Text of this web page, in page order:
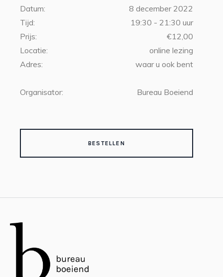
Datum:
8 december 2022
Tijd:
19:30 - 21:30 uur
Prijs:
€12,00
Locatie:
online lezing
Adres:
waar u ook bent
Organisator: Bureau Boeiend
BESTELLEN